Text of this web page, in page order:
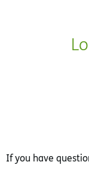
If you have